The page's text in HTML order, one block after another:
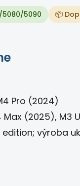
5080/5090
📦
Pro (2024)
(2025), M3
výroba